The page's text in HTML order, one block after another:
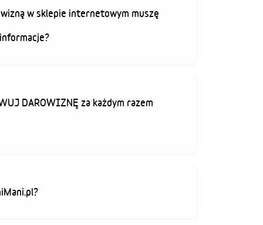
w sklepie internetowym muszę
DAROWIZNĘ za każdym razem